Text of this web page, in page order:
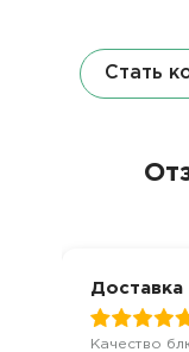
Стать
Доставка
Качество